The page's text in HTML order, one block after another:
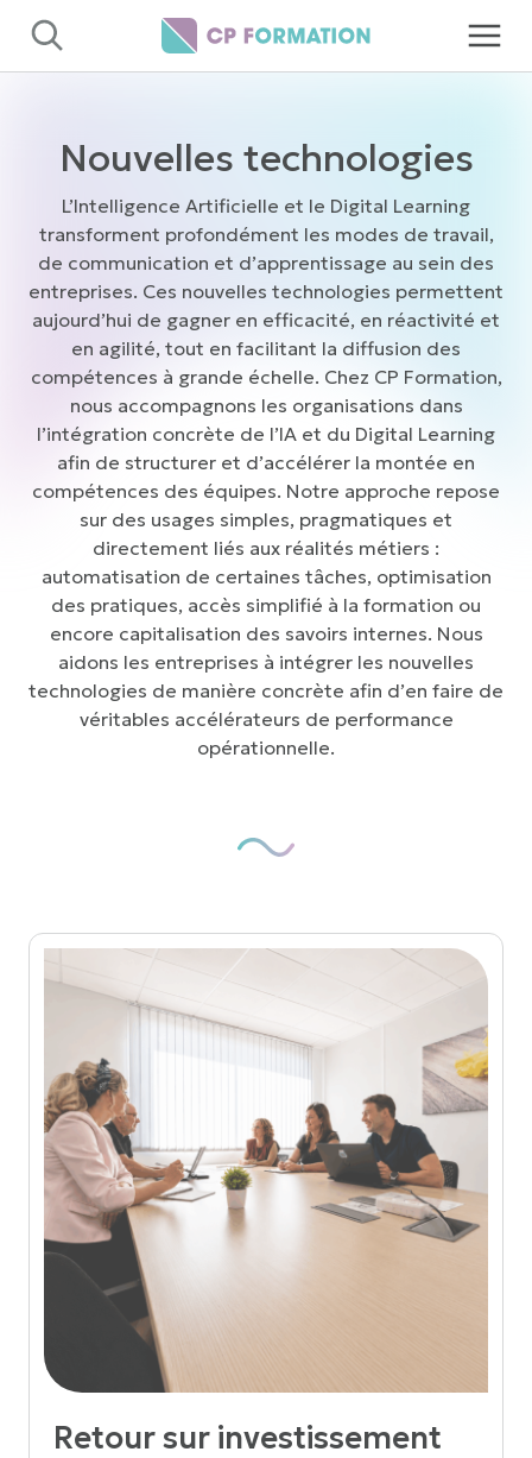
Panneau de gestion des cookies
Nouvelles technologies
L’Intelligence Artificielle et le Digital Learning
transforment profondément les modes de travail,
de communication et d’apprentissage au sein des
entreprises. Ces nouvelles technologies permettent
aujourd’hui de gagner en efficacité, en réactivité et
en agilité, tout en facilitant la diffusion des
compétences à grande échelle. Chez CP Formation,
nous accompagnons les organisations dans
l’intégration concrète de l’IA et du Digital Learning
afin de structurer et d’accélérer la montée en
compétences des équipes. Notre approche repose
sur des usages simples, pragmatiques et
directement liés aux réalités métiers :
automatisation de certaines tâches, optimisation
des pratiques, accès simplifié à la formation ou
encore capitalisation des savoirs internes. Nous
aidons les entreprises à intégrer les nouvelles
technologies de manière concrète afin d’en faire de
véritables accélérateurs de performance
opérationnelle.
Retour sur investissement